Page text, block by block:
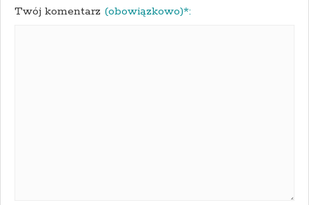
Twój komentarz (obowiązkowo)*: